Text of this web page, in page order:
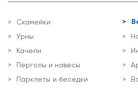
Скамейки
Урны
Качели
Перголы и навесы
Парклеты и беседки